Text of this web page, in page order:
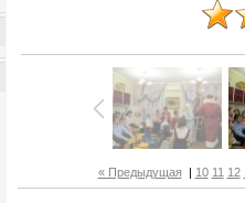
« Предыдущая | 10 11 12